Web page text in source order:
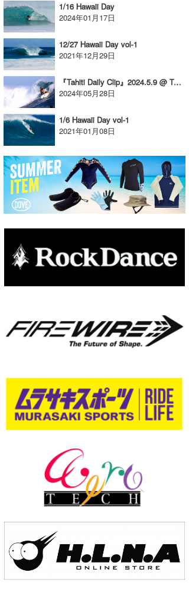
1/16 Hawaii Day
2024年01月17日
12/27 Hawaii Day vol-1
2021年12月29日
『Tahiti Daily Clip』2024.5.9 @ Tahiti
2024年05月28日
1/6 Hawaii Day vol-1
2021年01月08日
VAGY
waka☆=
YUKI☆
たっちー
ハンマー
まっきー
小川予報士
上田純子
唐澤予報士
米山予報士
banpaku
Mr.K
Romisea